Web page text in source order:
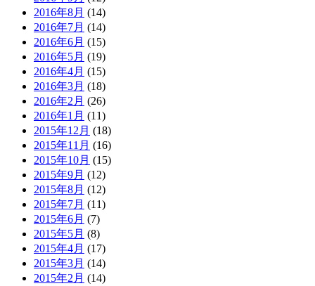
2016年8月 (14)
2016年7月 (14)
2016年6月 (15)
2016年5月 (19)
2016年4月 (15)
2016年3月 (18)
2016年2月 (26)
2016年1月 (11)
2015年12月 (18)
2015年11月 (16)
2015年10月 (15)
2015年9月 (12)
2015年8月 (12)
2015年7月 (11)
2015年6月 (7)
2015年5月 (8)
2015年4月 (17)
2015年3月 (14)
2015年2月 (14)